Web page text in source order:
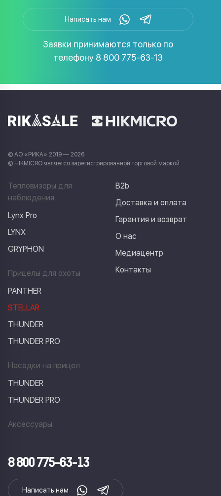
Написать нам
Заявки принимаются только по
телефону 8 800 775-63-13
© АО «РИКА» 2019 — 2026
© HIKMICRO является зарегистрированной торговой маркой
Тепловизоры для
наблюдения
Lynx Pro
LYNX
GRYPHON
Прицелы для охоты
PANTHER
STELLAR
THUNDER
THUNDER PRO
Насадки на прицел
THUNDER
THUNDER PRO
Аксессуары
B2b
Доставка и оплата
Гарантия и возврат
О нас
Медиацентр
Контакты
8 800 775-63-13
Написать нам